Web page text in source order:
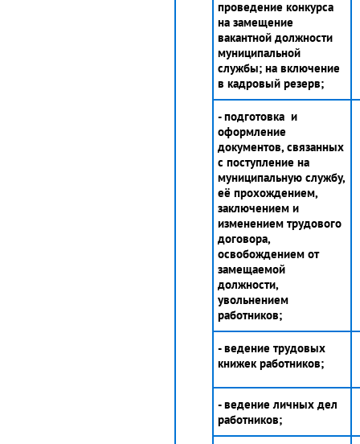
проведение конкурса
на замещение
вакантной должности
муниципальной
службы; на включение
в кадровый резерв;
- подготовка и
оформление
документов, связанных
с поступление на
муниципальную службу,
её прохождением,
заключением и
изменением трудового
договора,
освобождением от
замещаемой
должности,
увольнением
работников;
- ведение трудовых
книжек работников;
- ведение личных дел
работников;